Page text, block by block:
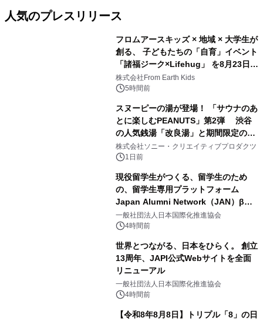
人気のプレスリリース
フロムアースキッズ × 地域 × 大学生が
創る、 子どもたちの「自育」イベント
「諸福ジーク×Lifehug」 を8月23日
(日)開催
株式会社From Earth Kids
5時間前
スヌーピーの湯が登場！ 「サウナのあ
とに楽しむPEANUTS」第2弾 渋谷
の人気銭湯「改良湯」と期間限定のコ
ラボレーション サウナイキタイコラ
ボグッズも発売決定！
株式会社ソニー・クリエイティブプロダクツ
1日前
現役留学生がつくる、留学生のため
の、留学生専用プラットフォーム
Japan Alumni Network（JAN）β版
をリリース
一般社団法人日本国際化推進協会
4時間前
世界とつながる、日本をひらく。 創立
13周年、JAPI公式Webサイトを全面
リニューアル
一般社団法人日本国際化推進協会
4時間前
【令和8年8月8日】トリプル「8」の日